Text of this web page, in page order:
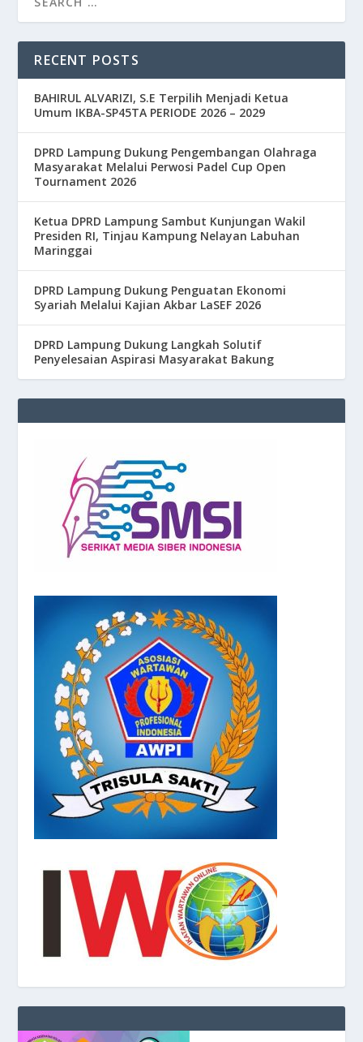
RECENT POSTS
BAHIRUL ALVARIZI, S.E Terpilih Menjadi Ketua
Umum IKBA-SP45TA PERIODE 2026 – 2029
DPRD Lampung Dukung Pengembangan Olahraga
Masyarakat Melalui Perwosi Padel Cup Open
Tournament 2026
Ketua DPRD Lampung Sambut Kunjungan Wakil
Presiden RI, Tinjau Kampung Nelayan Labuhan
Maringgai
DPRD Lampung Dukung Penguatan Ekonomi
Syariah Melalui Kajian Akbar LaSEF 2026
DPRD Lampung Dukung Langkah Solutif
Penyelesaian Aspirasi Masyarakat Bakung